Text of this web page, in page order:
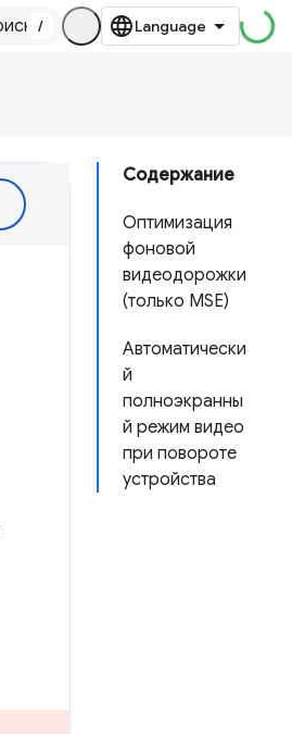
/
Содержание
Оптимизация
фоновой
видеодорожки
(только MSE)
Автоматически
й
полноэкранны
й режим видео
при повороте
устройства